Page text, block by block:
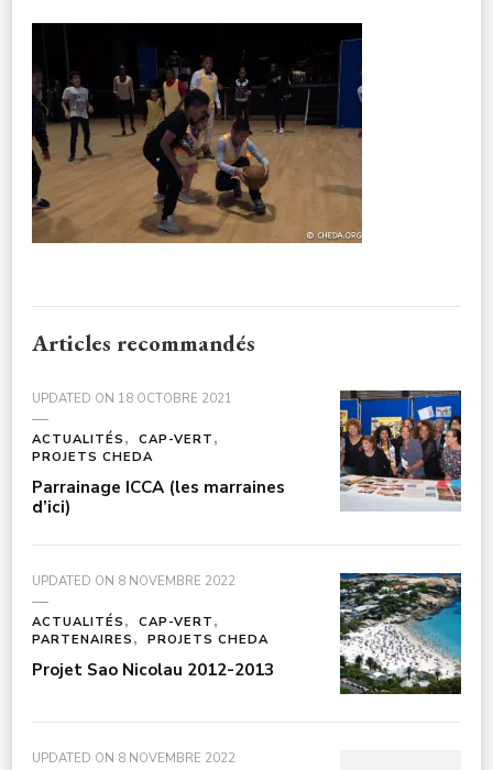
ASSO
PARIS-
56
Articles recommandés
UPDATED ON 18 OCTOBRE 2021
ACTUALITÉS
CAP-VERT
PROJETS CHEDA
Parrainage ICCA (les marraines
d’ici)
UPDATED ON 8 NOVEMBRE 2022
ACTUALITÉS
CAP-VERT
PARTENAIRES
PROJETS CHEDA
Projet Sao Nicolau 2012-2013
UPDATED ON 8 NOVEMBRE 2022